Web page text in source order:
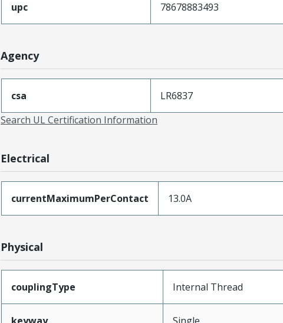
upc 78678883493
Agency
csa LR6837
Search UL Certification Information
Electrical
currentMaximumPerContact 13.0A
Physical
couplingType Internal Thread